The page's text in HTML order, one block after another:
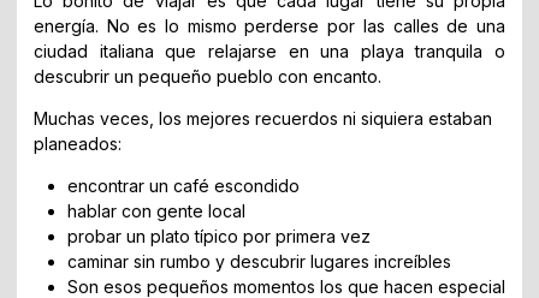
energía. No es lo mismo perderse por las calles de una
ciudad italiana que relajarse en una playa tranquila o
descubrir un pequeño pueblo con encanto.
Muchas veces, los mejores recuerdos ni siquiera estaban
planeados:
encontrar un café escondido
hablar con gente local
probar un plato típico por primera vez
caminar sin rumbo y descubrir lugares increíbles
Son esos pequeños momentos los que hacen especial